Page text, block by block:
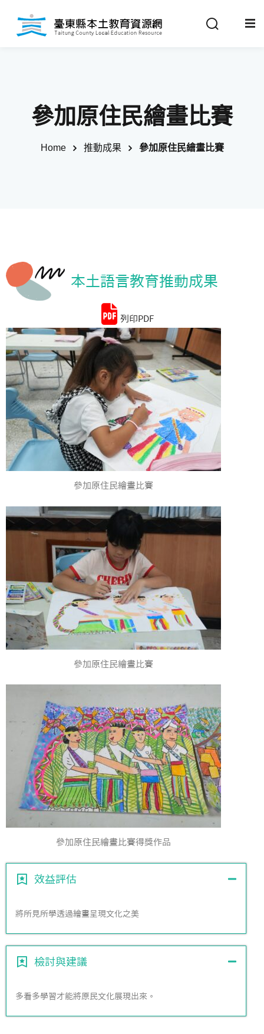
新消息
開課情形
計資料
參加原住民繪畫比賽
Home 推動成果 參加原住民繪畫比賽
本土語言教育推動成果
列印PDF
參加原住民繪畫比賽
參加原住民繪畫比賽
參加原住民繪畫比賽得獎作品
效益評估
將所見所學透過繪畫呈現文化之美
檢討與建議
多看多學習才能將原民文化展現出來。
Sign in Sign up